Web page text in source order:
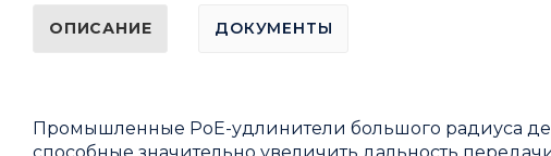
ОПИСАНИЕ ДОКУМЕНТЫ
Промышленные PoE-удлинители большого радиуса